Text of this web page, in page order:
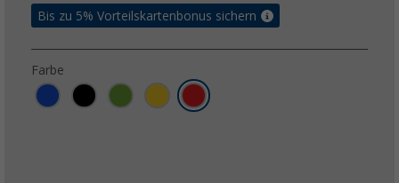
Bis zu 5% Vorteilskartenbonus sichern
Farbe